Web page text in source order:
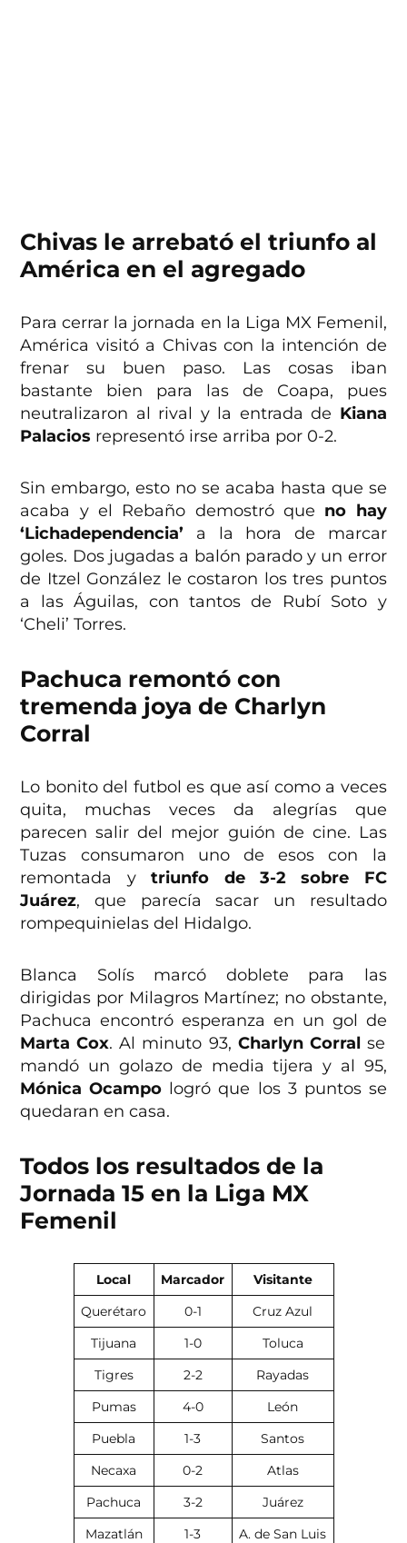
Chivas le arrebató el triunfo al
América en el agregado
Para cerrar la jornada en la Liga MX Femenil,
América visitó a Chivas con la intención de
frenar su buen paso. Las cosas iban
bastante bien para las de Coapa, pues
neutralizaron al rival y la entrada de Kiana
Palacios representó irse arriba por 0-2.
Sin embargo, esto no se acaba hasta que se
acaba y el Rebaño demostró que no hay
‘Lichadependencia’ a la hora de marcar
goles. Dos jugadas a balón parado y un error
de Itzel González le costaron los tres puntos
a las Águilas, con tantos de Rubí Soto y
‘Cheli’ Torres.
Pachuca remontó con
tremenda joya de Charlyn
Corral
Lo bonito del futbol es que así como a veces
quita, muchas veces da alegrías que
parecen salir del mejor guión de cine. Las
Tuzas consumaron uno de esos con la
remontada ytriunfo de 3-2 sobre FC
Juárez, que parecía sacar un resultado
rompequinielas del Hidalgo.
Blanca Solís marcó doblete para las
dirigidas por Milagros Martínez; no obstante,
Pachuca encontró esperanza en un gol de
Marta Cox. Al minuto 93, Charlyn Corral se
mandó un golazo de media tijera y al 95,
Mónica Ocampo logró que los 3 puntos se
quedaran en casa.
Todos los resultados de la
Jornada 15 en la Liga MX
Femenil
Local Marcador
Visitante
Querétaro
0-1
Cruz Azul
Tijuana
1-0
Toluca
Tigres
2-2
Rayadas
Pumas
4-0
León
Puebla
1-3
Santos
Necaxa
0-2
Atlas
Pachuca
3-2
Juárez
Mazatlán
1-3 A. de San Luis